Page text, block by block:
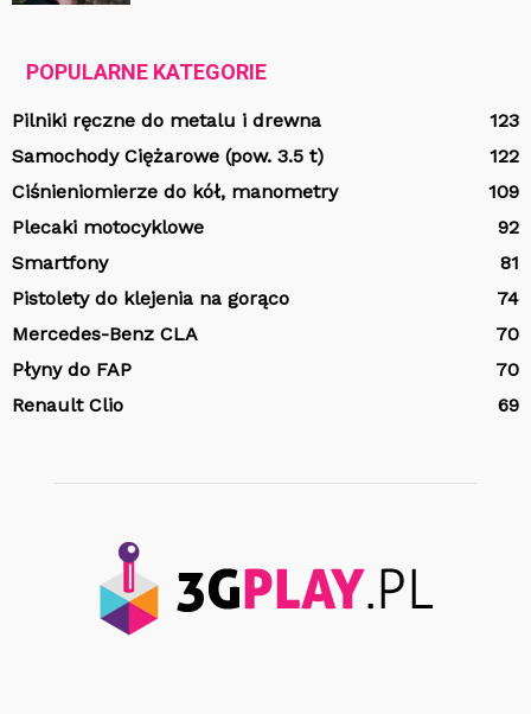
POPULARNE KATEGORIE
Pilniki ręczne do metalu i drewna
123
Samochody Ciężarowe (pow. 3.5 t)
122
Ciśnieniomierze do kół, manometry
109
Plecaki motocyklowe
92
Smartfony
81
Pistolety do klejenia na gorąco
74
Mercedes-Benz CLA
70
Płyny do FAP
70
Renault Clio
69